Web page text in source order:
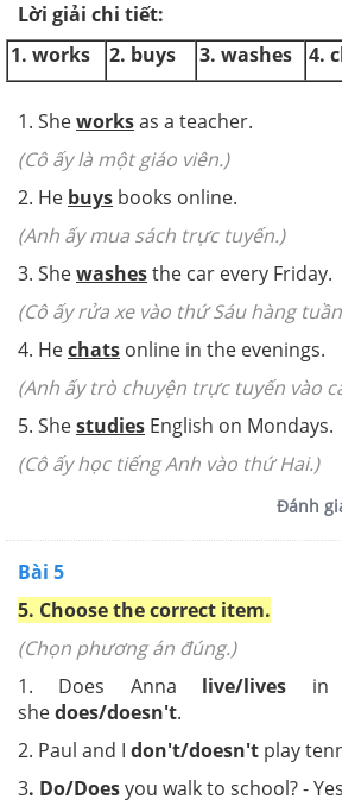
Lời giải chi tiết:
1. works
2. buys 3. washes 4.
1. Sheworksas a teacher.
(Cô ấy là một giáo viên.)
2. He buys books online.
(Anh ấy mua sách trực tuyến.)
3. Shewashesthe car every Friday.
(Cô ấy rửa xe vào thứ Sáu hàng
4. Hechats online in the evenings.
(Anh ấy trò chuyện trực tuyến vào
5. Shestudies English on Mondays.
(Cô ấy học tiếng Anh vào thứ Hai.)
Đánh
Bài 5
5. Choose the correct item.
(Chọn phương án đúng.)
1. Does Anna live/lives in
shedoes/doesn't.
2. Paul and I don't/doesn't play
3. Do/Doesyou walk to school? -